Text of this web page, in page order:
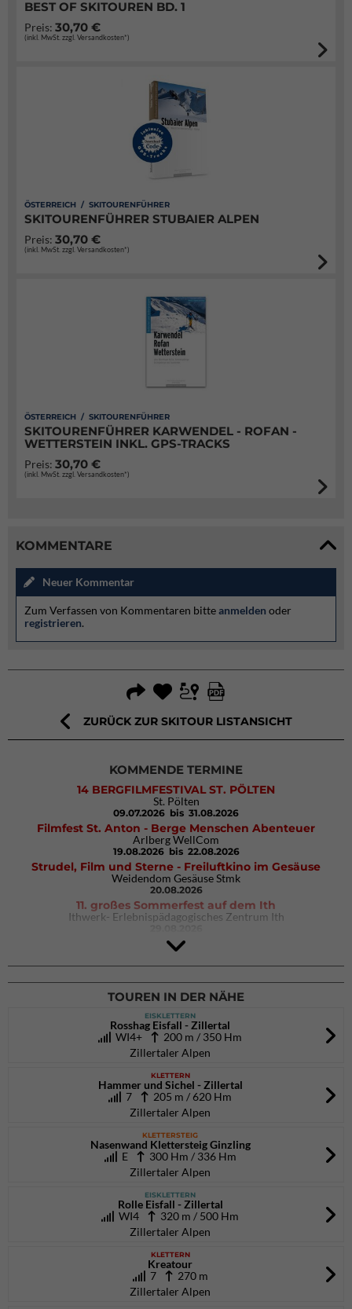
BEST OF SKITOUREN BD. 1
Preis: 30,70 €
(inkl. MwSt. zzgl. Versandkosten*)
ÖSTERREICH / SKITOURENFÜHRER
SKITOURENFÜHRER STUBAIER ALPEN
Preis: 30,70 €
(inkl. MwSt. zzgl. Versandkosten*)
ÖSTERREICH / SKITOURENFÜHRER
SKITOURENFÜHRER KARWENDEL - ROFAN -
WETTERSTEIN INKL. GPS-TRACKS
Preis: 30,70 €
(inkl. MwSt. zzgl. Versandkosten*)
KOMMENTARE
Neuer Kommentar
Zum Verfassen von Kommentaren bitteanmelden oder
registrieren.
ZURÜCK ZUR SKITOUR LISTANSICHT
KOMMENDE TERMINE
14 BERGFILMFESTIVAL ST. PÖLTEN
St. Pölten
09.07.2026 bis 31.08.2026
Filmfest St. Anton - Berge Menschen Abenteuer
Arlberg WellCom
19.08.2026 bis 22.08.2026
Strudel, Film und Sterne - Freiluftkino im Gesäuse
Weidendom Gesäuse Stmk
20.08.2026
11. großes Sommerfest auf dem Ith
Ithwerk- Erlebnispädagogisches Zentrum Ith
4Blocs KIDS 2026
DAV Kletter- & Boulderzentrum München Süd (Thalkirchen)
26.09.2026
TOUREN IN DER NÄHE
EISKLETTERN
Rosshag Eisfall - Zillertal
WI4+
200 m / 350 Hm
Zillertaler Alpen
KLETTERN
Hammer und Sichel - Zillertal
7
205 m / 620 Hm
Zillertaler Alpen
KLETTERSTEIG
Nasenwand Klettersteig Ginzling
E 300 Hm / 336 Hm
Zillertaler Alpen
EISKLETTERN
Rolle Eisfall - Zillertal
WI4
320 m / 500 Hm
Zillertaler Alpen
KLETTERN
Kreatour
7 270 m
Zillertaler Alpen